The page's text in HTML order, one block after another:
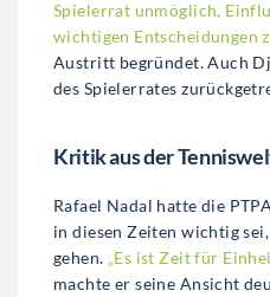
Spielerrat unmöglich,
wichtigen Entscheidungen
Austritt begründet. Auch
des Spielerrates
Kritik aus der
Rafael Nadal hatte die
in diesen Zeiten wichtig
gehen. „Es ist Zeit für
machte er seine Ansicht